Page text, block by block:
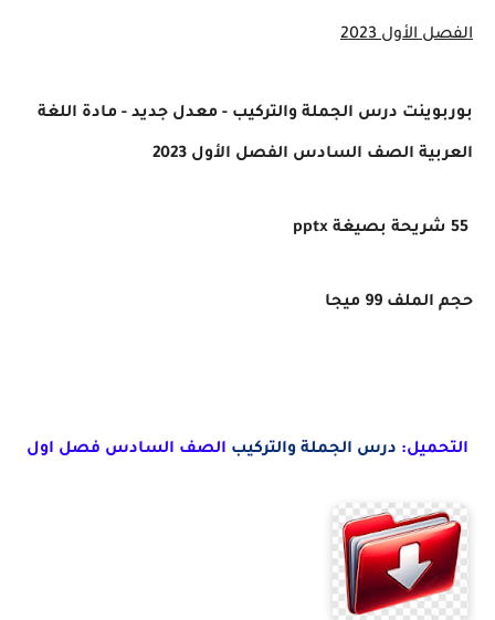
الفصل الأول 2023
بوربوينت درس الجملة والتركيب - معدل جديد - مادة اللغة
العربية الصف السادس الفصل الأول 2023
حجم الملف 99 ميجا
التحميل: درس الجملة والتركيب الصف السادس فصل اول